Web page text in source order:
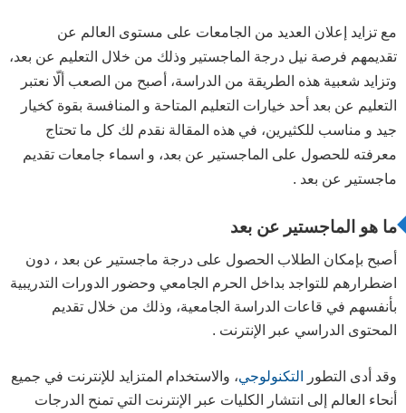
الدراسة عبر الإنترنت من أي مكان
مرونة الجدول الزمني
تعزيز الحياة المهنية أثناء الدراسة
التكلفة الأقل
الانضباط الذاتي وأخلاقيات العمل الجيد
إدارة الوقت
مع تزايد إعلان العديد من الجامعات على مستوى العالم عن
تقديمهم فرصة نيل درجة الماجستير وذلك من خلال التعليم عن بعد،
وتزايد شعبية هذه الطريقة من الدراسة، أصبح من الصعب ألّا نعتبر
التعليم عن بعد أحد خيارات التعليم المتاحة و المنافسة بقوة كخيار
جيد و مناسب للكثيرين، في هذه المقالة نقدم لك كل ما تحتاج
معرفته للحصول على الماجستير عن بعد، و اسماء جامعات تقديم
ماجستير عن بعد .
ما هو الماجستير عن بعد
أصبح بإمكان الطلاب الحصول على درجة ماجستير عن بعد ، دون
اضطرارهم للتواجد بداخل الحرم الجامعي وحضور الدورات التدريبية
بأنفسهم في قاعات الدراسة الجامعية، وذلك من خلال تقديم
المحتوى الدراسي عبر الإنترنت .
وقد أدى التطور التكنولوجي، والاستخدام المتزايد للإنترنت في جميع
أنحاء العالم إلى انتشار الكليات عبر الإنترنت التي تمنح الدرجات